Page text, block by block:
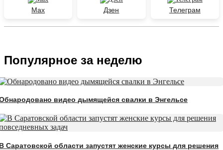
Max Дзен Телеграм
Популярное за неделю
видео дымящейся свалки в Энгельсе
Саратовской области запустят женские курсы для решения